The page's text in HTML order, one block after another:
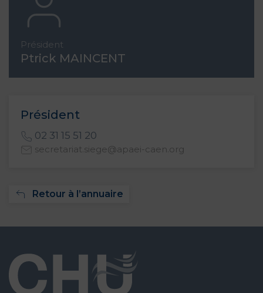
Président
Ptrick MAINCENT
Président
02 31 15 51 20
secretariat.siege@apaei-caen.org
Retour à l’annuaire